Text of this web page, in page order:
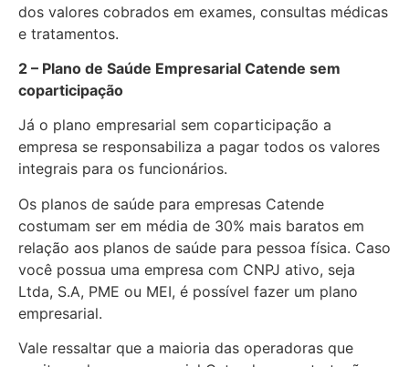
dos valores cobrados em exames, consultas médicas
e tratamentos.
2 – Plano de Saúde Empresarial Catende sem
coparticipação
Já o plano empresarial sem coparticipação a
empresa se responsabiliza a pagar todos os valores
integrais para os funcionários.
Os planos de saúde para empresas Catende
costumam ser em média de 30% mais baratos em
relação aos planos de saúde para pessoa física. Caso
você possua uma empresa com CNPJ ativo, seja
Ltda, S.A, PME ou MEI, é possível fazer um plano
empresarial.
Vale ressaltar que a maioria das operadoras que